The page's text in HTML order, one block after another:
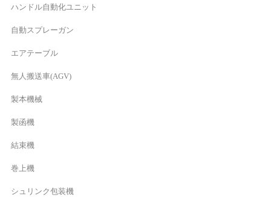
ハンドル自動化ユニット
自動スプレーガン
エアテーブル
無人搬送車(AGV)
製本機械
製函機
結束機
巻上機
シュリンク包装機